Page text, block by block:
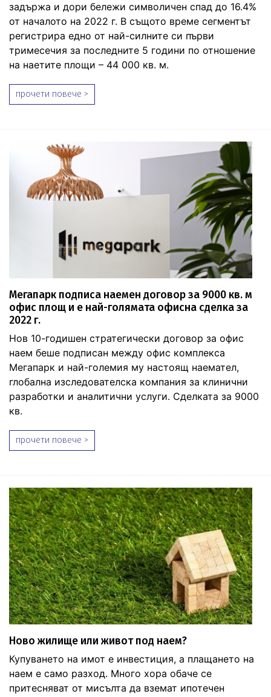
задържа и дори бележи символичен спад до 16.4%
от началото на 2022 г. В същото време сегментът
регистрира едно от най-силните си първи
тримесечия за последните 5 години по отношение
на наетите площи – 44 000 кв. м.
прочети повече >
Мегапарк подписа наемен договор за 9000 кв. м
офис площ и е най-голямата офисна сделка за
2022 г.
Нов 10-годишен стратегически договор за офис
наем беше подписан между офис комплекса
Мегапарк и най-големия му настоящ наемател,
глобална изследователска компания за клинични
разработки и аналитични услуги. Сделката за 9000
кв.
прочети повече >
Ново жилище или живот под наем?
Купуването на имот е инвестиция, а плащането на
наем е само разход. Много хора обаче се
притесняват от мисълта да вземат ипотечен